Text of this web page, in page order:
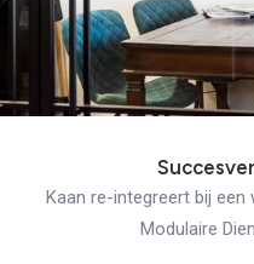
Kaan re-integreert bij
Modulaire